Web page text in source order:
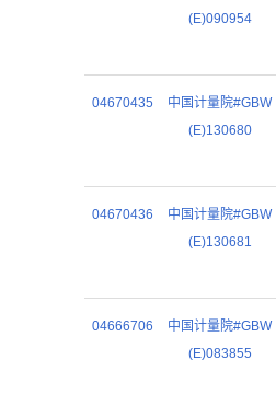
(E)090954
04670435
中国计量院#GBW
(E)130680
04670436
中国计量院#GBW
(E)130681
04666706
中国计量院#GBW
(E)083855